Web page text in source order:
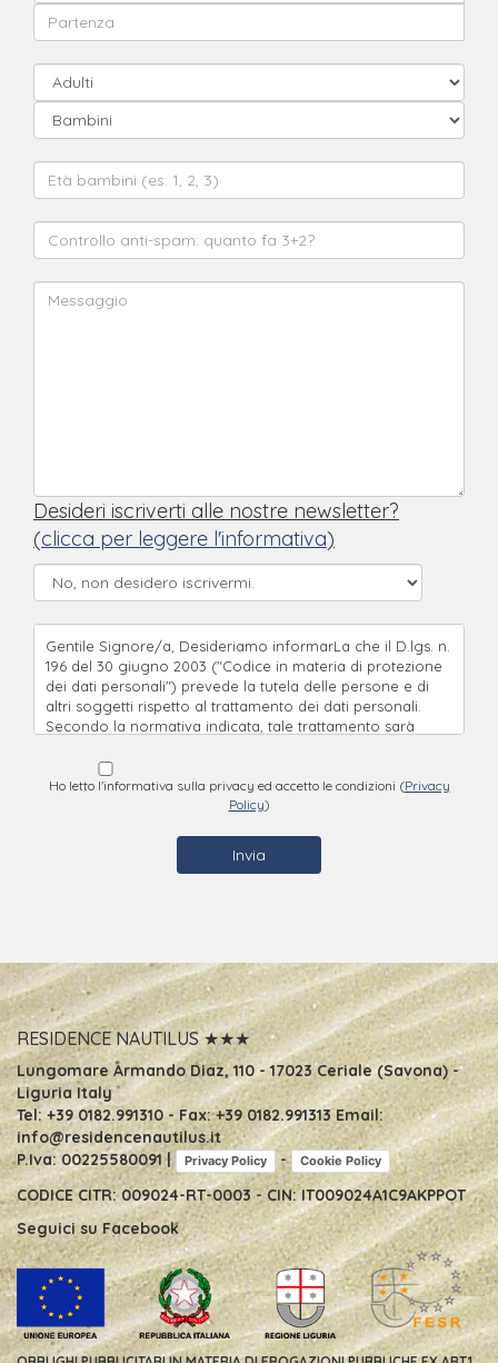
Desideri iscriverti alle nostre newsletter?
(clicca per leggere l'informativa)
Gentile Signore/a, Desideriamo informarLa che il D.lgs. n.
196 del 30 giugno 2003 ("Codice in materia di protezione
dei dati personali") prevede la tutela delle persone e di
altri soggetti rispetto al trattamento dei dati personali.
Secondo la normativa indicata, tale trattamento sarà
e di tutela della Sua riservatezza e dei Suoi diritti. Ai sensi
dell'articolo 13 del D.lgs. n.196/2003, pertanto, Le forniamo
le seguenti informazioni: * I suoi dati saranno comunicati
risposte in base al modulo che sta compilando. * I dati
sopra citato e l'eventuale rifiuto di fornire tali dati
comporta la mancata prosecuzione del rapporto. * Il
titolare del trattamento è Motel Nautilus di Merlo Pietro &
c snc Lungomare Diaz 110 17023 Ceriale (Sv) Gli utenti
possono esercitare i diritti di cui all’articolo 7 del D. Lgs. n.
196/03 (accesso, integrazione, correzione, opposizione,
cancellazione definitiva dai nostri archivi) scrivendo a
Residence Nautilus Lungomare A. Diaz 110 17023 Ceriale
(Sv)
Ho letto l'informativa sulla privacy ed accetto le condizioni (Privacy
Policy)
RESIDENCE NAUTILUS ★★★
Lungomare Armando Diaz, 110-17023 Ceriale (Savona) -
Liguria Italy
Tel: +39 0182.991310- Fax:+39 0182.991313Email:
info@residencenautilus.it
P.Iva: 00225580091 |
Privacy Policy - Cookie Policy
CODICE CITR: 009024-RT-0003 - CIN: IT009024A1C9AKPPOT
Seguici suFacebook